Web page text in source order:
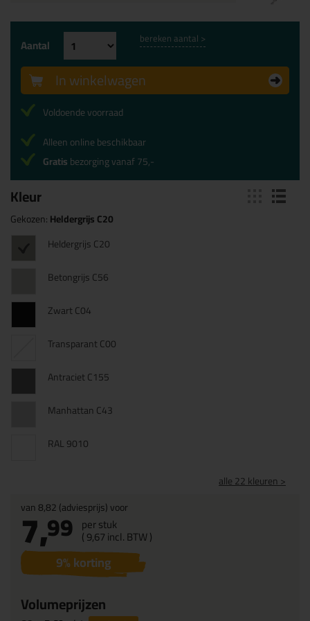
Kleur
Gekozen:Heldergrijs C20
Heldergrijs C20
Betongrijs C56
Zwart C04
Transparant C00
Antraciet C155
Manhattan C43
RAL 9010
alle 22 kleuren >
van8,82(adviesprijs) voor
7,99 per stuk
(9,67incl. BTW )
9% korting
Volumeprijzen
Aantal bereken aantal >
In winkelwagen
Voldoende voorraad
Alleen online beschikbaar
Gratisbezorging vanaf 75,-